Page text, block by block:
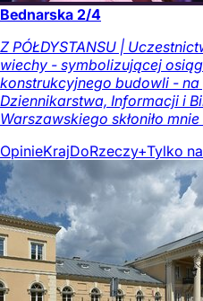
Bednarska 2/4
Z PÓŁDYSTANSU |
wiechy - symbolizującej
konstrukcyjnego budowli - na
Dziennikarstwa, Informacji i
Warszawskiego skłoniło
OpinieKrajDoRzeczy+Tylko